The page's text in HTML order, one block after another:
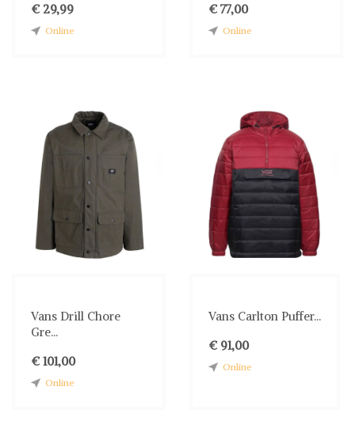
€ 29,99
Online
€ 77,00
Online
Vans Drill Chore
Gre...
€ 101,00
Online
Vans Carlton Puffer...
€ 91,00
Online